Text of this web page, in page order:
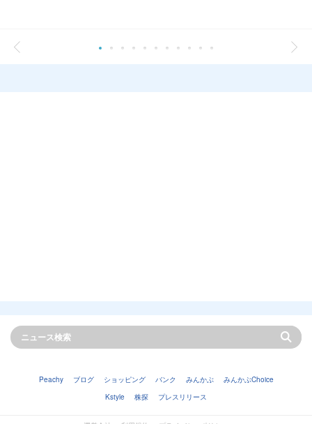
Peachy ブログ ショッピング バンク みんかぶ
みんかぶChoice
Kstyle
株探 プレスリリース